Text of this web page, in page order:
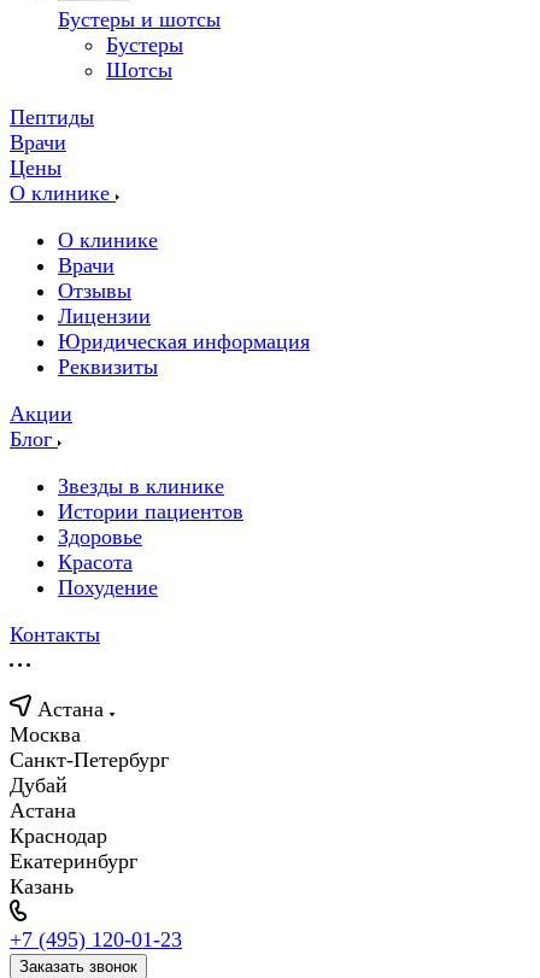
Бустеры и шотсы
Бустеры
Шотсы
Пептиды
Врачи
Цены
О клинике
О клинике
Врачи
Отзывы
Лицензии
Юридическая информация
Реквизиты
Акции
Блог
Звезды в клинике
Истории пациентов
Здоровье
Красота
Похудение
Контакты
Астана
Москва
Санкт-Петербург
Дубай
Астана
Краснодар
Екатеринбург
Казань
+7 (495) 120-01-23
Заказать звонок